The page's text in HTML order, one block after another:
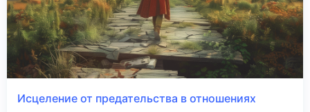
Исцеление от предательства в отношениях